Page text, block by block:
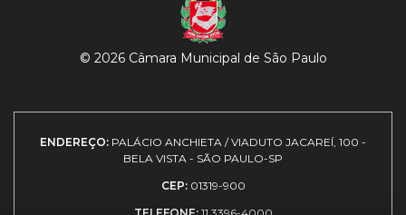
© 2026 Câmara Municipal de São Paulo
ENDEREÇO: PALÁCIO ANCHIETA / VIADUTO JACAREÍ, 100 -
BELA VISTA - SÃO PAULO-SP
CEP: 01319-900